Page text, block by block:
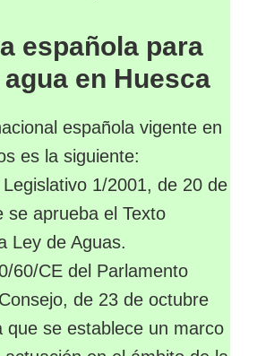
española para
en Huesca
española vigente en
es la siguiente:
1/2001, de 20 de
se aprueba el Texto
Ley de Aguas.
60/CE del Parlamento
de 23 de octubre
que se establece un marco